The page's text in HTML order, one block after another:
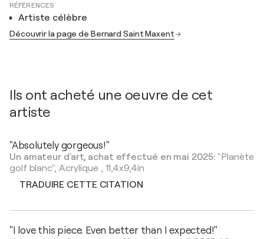
RÉFÉRENCES
Artiste célèbre
Découvrir la page de Bernard Saint Maxent
Ils ont acheté une oeuvre de cet
artiste
"Absolutely gorgeous!"
Un amateur d'art, achat effectué en mai 2025: "Planète
golf blanc", Acrylique, 11,4x9,4in
TRADUIRE CETTE CITATION
"I love this piece. Even better than I expected!"